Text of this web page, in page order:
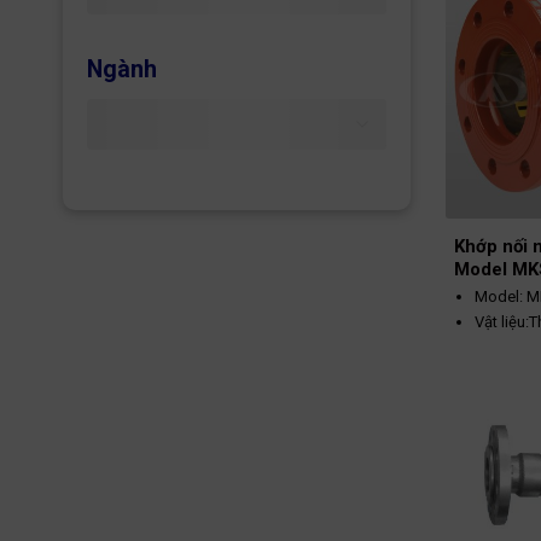
Ngành
(L)
Kết nối
Vật liệu
thân
Áp suất
làm việc
Nhiệt độ
làm việc
Khớp nối
Model
Model:
Vật
Nhiệt độ
°C